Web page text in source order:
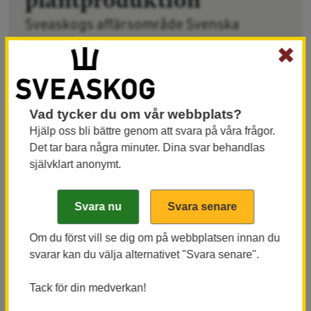
Sveaskogs affärsområde Svenska
Skogsplantor tar stora steg framåt i
arbetet med att minska de antropogena
utsläppen. Idag kan 75 procent av
odlingstorven ersättas i
plantodlingarna.
Genom att minska andelen odlingstorv i
odlingssubstraten kan Sveaskog redan reducera
✖
Vad tycker du om vår webbplats?
Hjälp oss bli bättre genom att svara på våra frågor.
Det tar bara några minuter. Dina svar behandlas
självklart anonymt.
Om du först vill se dig om på webbplatsen innan du
svarar kan du välja alternativet "Svara senare".
Tack för din medverkan!